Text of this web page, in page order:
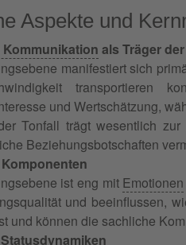
Aspekte und
als Träger
manifestiert sich
transportieren
und Wertschätzung,
Tonfall trägt wesentlich
Beziehungsbotschaften
ist eng mit Emotionen
und beeinflussen,
und können die sachliche